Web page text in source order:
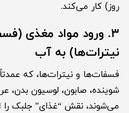
روز) کار می‌کند.
۳. ورود مواد مغذی
نیترات‌ها) به آب
فسفات‌ها و نیترات‌ها، که
شوینده، صابون، لوسیون بدن،
می‌شوند، نقش “غذای” جلبک را